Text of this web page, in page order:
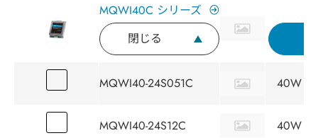
MQWI40C シリーズ
閉じる
MQWI40-24S051C 40W
MQWI40-24S12C 40W